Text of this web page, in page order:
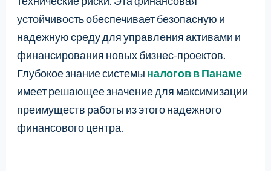
устойчивость обеспечивает безопасную и
надежную среду для управления активами и
финансирования новых бизнес-проектов.
Глубокое знание системы налогов в Панаме
имеет решающее значение для максимизации
преимуществ работы из этого надежного
финансового центра.